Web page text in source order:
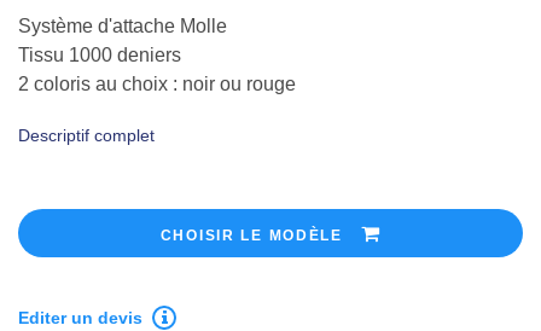
Système d'attache Molle
Tissu 1000 deniers
2 coloris au choix : noir ou rouge
Descriptif complet
CHOISIR LE MODÈLE
Editer un devis